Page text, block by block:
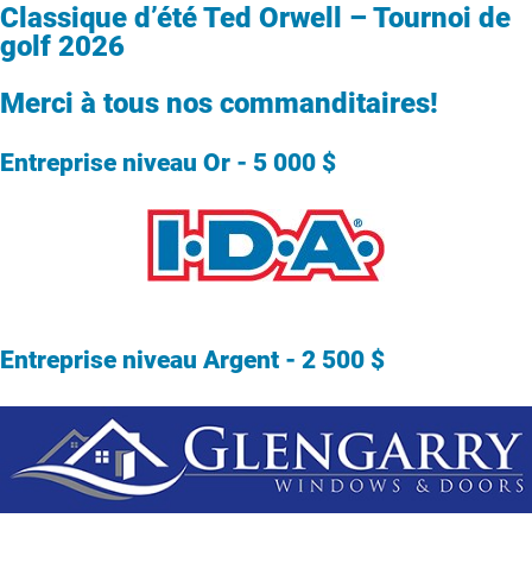
Classique d’été Ted Orwell – Tournoi de
golf 2026
Merci à tous nos commanditaires!
Entreprise niveau Or - 5 000 $
Entreprise niveau Argent - 2 500 $